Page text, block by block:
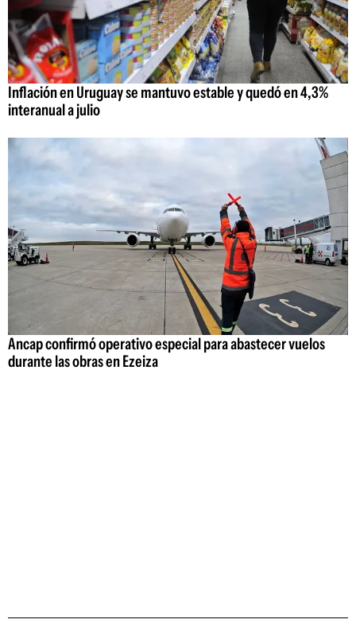
Inflación en Uruguay se mantuvo estable y quedó en 4,3%
interanual a julio
Ancap confirmó operativo especial para abastecer vuelos
durante las obras en Ezeiza